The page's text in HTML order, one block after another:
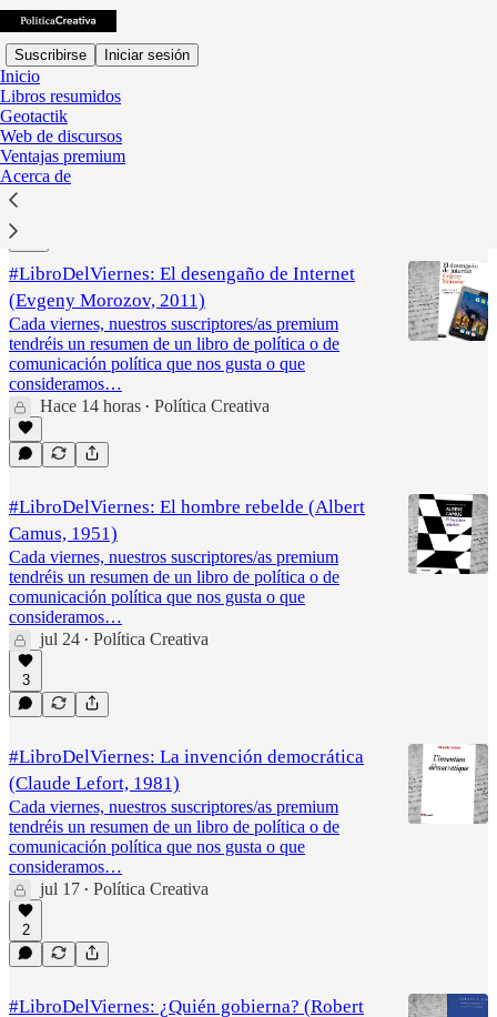
Suscribirse Iniciar sesión
Inicio
Libros resumidos
Geotactik
Web de discursos
Ventajas premium
Acerca de
Resúmenes de libros
#LibroDelViernes: El desengaño de Internet
(Evgeny Morozov, 2011)
Cada viernes, nuestros suscriptores/as premium
tendréis un resumen de un libro de política o de
comunicación política que nos gusta o que
consideramos…
Hace 14 horas • Política Creativa
#LibroDelViernes: El hombre rebelde (Albert
Camus, 1951)
Cada viernes, nuestros suscriptores/as premium
tendréis un resumen de un libro de política o de
comunicación política que nos gusta o que
consideramos…
jul 24 • Política Creativa
3
#LibroDelViernes: La invención democrática
(Claude Lefort, 1981)
Cada viernes, nuestros suscriptores/as premium
tendréis un resumen de un libro de política o de
comunicación política que nos gusta o que
consideramos…
jul 17 • Política Creativa
2
#LibroDelViernes: ¿Quién gobierna? (Robert